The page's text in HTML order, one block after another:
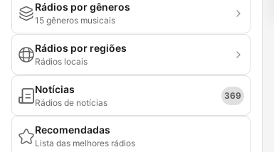
Rádios por gêneros
15 gêneros musicais
Rádios por regiões
Rádios locais
Notícias
Rádios de notícias
369
Recomendadas
Lista das melhores rádios